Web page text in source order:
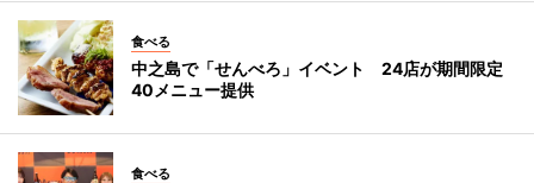
食べる
中之島で「せんべろ」イベント 24店が期間限定
40メニュー提供
食べる